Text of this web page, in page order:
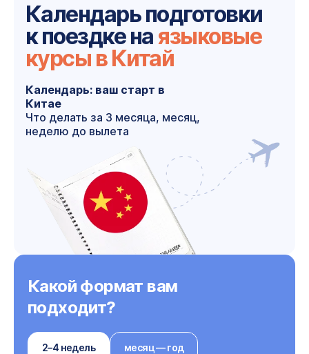
Календарь подготовки
к поездке наязыковые
курсы в Китай
Календарь: ваш старт в
Китае
Что делать за 3 месяца, месяц,
неделю до вылета
Какой формат вам
подходит?
2–4 недель месяц — год